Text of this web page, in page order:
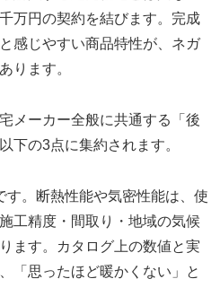
万円の契約を結びます。完成
感じやすい商品特性が、ネガ
ります。
メーカー全般に共通する「後
下の3点に集約されます。
す。断熱性能や気密性能は、使
工精度・間取り・地域の気候
ます。カタログ上の数値と実
「思ったほど暖かくない」と